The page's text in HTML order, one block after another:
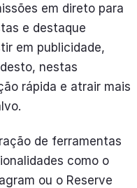
em direto para
e destaque
em publicidade,
nestas
rápida e atrair mais
de ferramentas
como o
ou o Reserve